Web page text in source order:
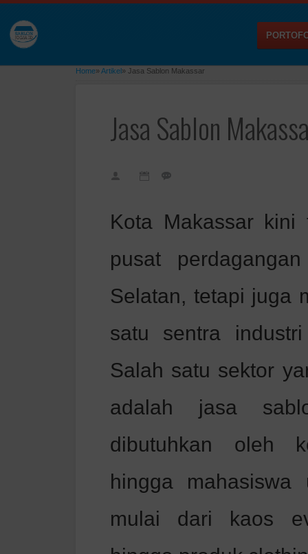
Home»Artikel» Jasa Sablon Makassar
Jasa Sablon
Kota Makassar
pusat
Selatan, tetapi juga
satu sentra
Salah satu sektor
adalah jasa
dibutuhkan oleh
hingga mahasiswa
mulai dari kaos